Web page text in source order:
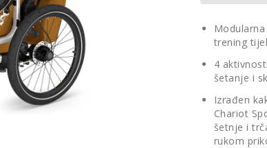
trening
4
šetanje i
Izrađen
Chariot
šetnje i
rukom